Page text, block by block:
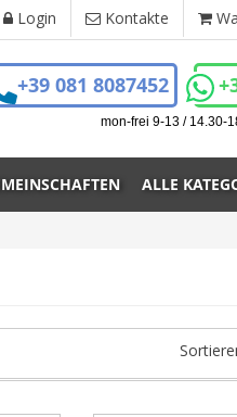
Login Kontakte
+39 081 8087452
mon-frei 9-13 / 14.30-
ALLE